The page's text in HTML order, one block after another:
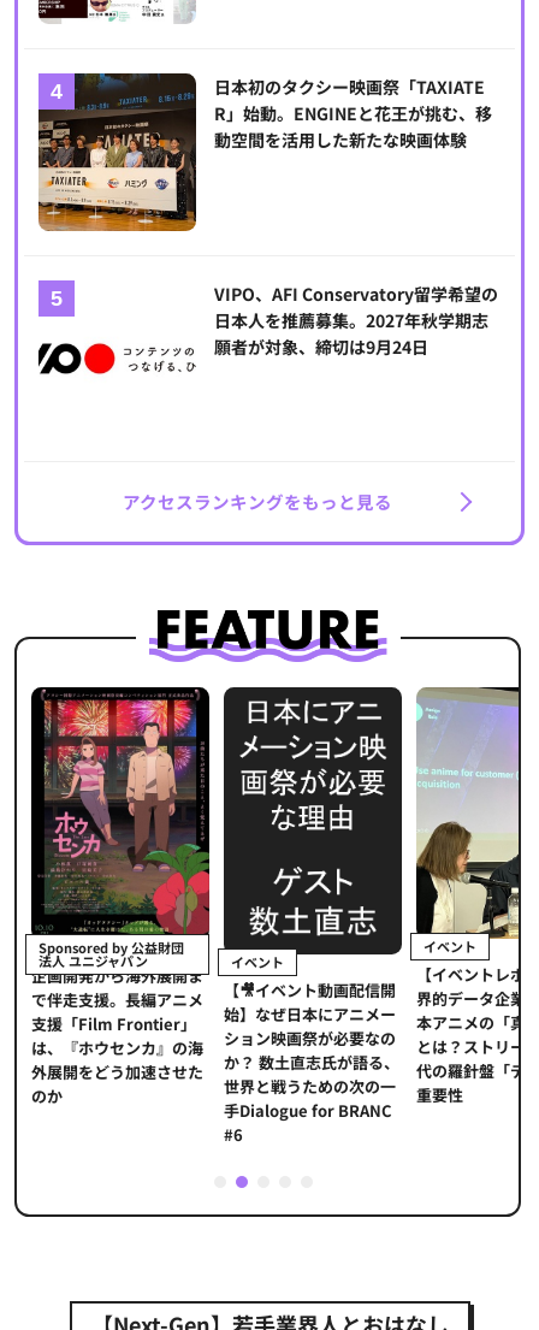
日本初のタクシー映画祭「TAXIATE
R」始動。ENGINEと花王が挑む、移
動空間を活用した新たな映画体験
VIPO、AFI Conservatory留学希望の
日本人を推薦募集。2027年秋学期志
願者が対象、締切は9月24日
アクセスランキングをもっと見る
Sponsored by 公益財団
法人 ユニジャパン
企画開発から海外展開ま
で伴走支援。長編アニメ
支援「Film Frontier」
は、『ホウセンカ』の海
外展開をどう加速させた
のか
イベント
【🎥イベント動画配信開
始】なぜ日本にアニメー
ション映画祭が必要なの
か？ 数土直志氏が語る、
世界と戦うための次の一
手Dialogue for BRANC
#6
イベント
【イベントレポ
界的データ企業
本アニメの「真
とは？ストリー
代の羅針盤「デ
重要性
2